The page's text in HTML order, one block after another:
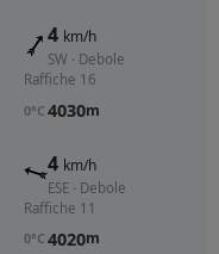
4 km/h
SW · Debole
Raffiche 16
0°C 4030m
4 km/h
ESE · Debole
Raffiche 11
0°C 4020m